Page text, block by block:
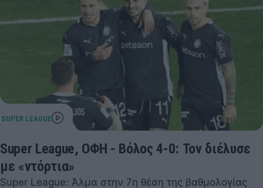
Super League, ΟΦΗ - Βόλος 4-0: Τον διέλυσε
με «ντόρτια»
Super League: Άλμα στην 7η θέση της βαθμολογίας